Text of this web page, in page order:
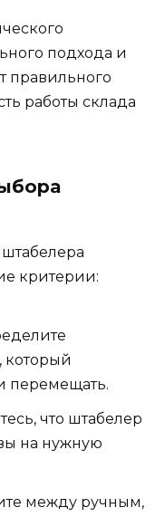
подхода и
правильного
работы склада
критерии:
который
перемещать.
что штабелер
на нужную
между ручным,